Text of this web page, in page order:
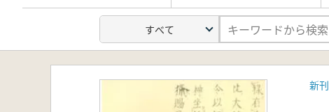
新刊